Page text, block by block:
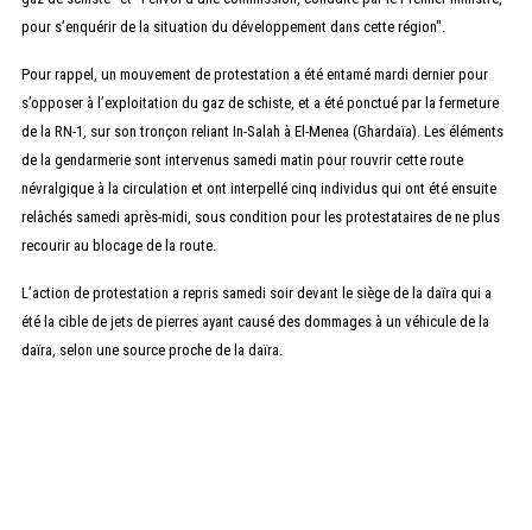
pour s’enquérir de la situation du développement dans cette région".
Pour rappel, un mouvement de protestation a été entamé mardi dernier pour
s’opposer à l’exploitation du gaz de schiste, et a été ponctué par la fermeture
de la RN-1, sur son tronçon reliant In-Salah à El-Menea (Ghardaïa). Les éléments
de la gendarmerie sont intervenus samedi matin pour rouvrir cette route
névralgique à la circulation et ont interpellé cinq individus qui ont été ensuite
relâchés samedi après-midi, sous condition pour les protestataires de ne plus
recourir au blocage de la route.
L’action de protestation a repris samedi soir devant le siège de la daïra qui a
été la cible de jets de pierres ayant causé des dommages à un véhicule de la
daïra, selon une source proche de la daïra.